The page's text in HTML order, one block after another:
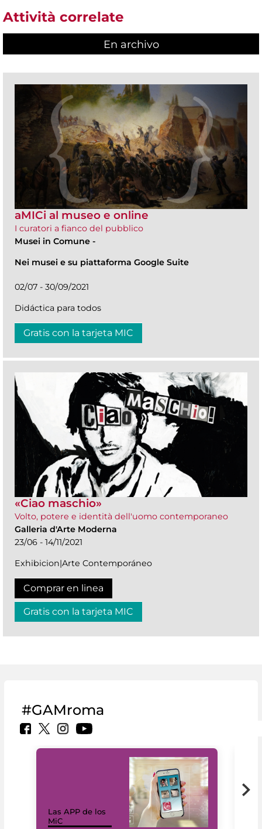
Attività correlate
En archivo
aMICi al museo e online
I curatori a fianco del pubblico
Musei in Comune -
Nei musei e su piattaforma Google Suite
02/07 - 30/09/2021
Didáctica para todos
Gratis con la tarjeta MIC
«Ciao maschio»
Volto, potere e identità dell'uomo contemporaneo
Galleria d'Arte Moderna
23/06 - 14/11/2021
Exhibicion|Arte Contemporáneo
Comprar en linea
Gratis con la tarjeta MIC
#GAMroma
Las APP de los
MiC